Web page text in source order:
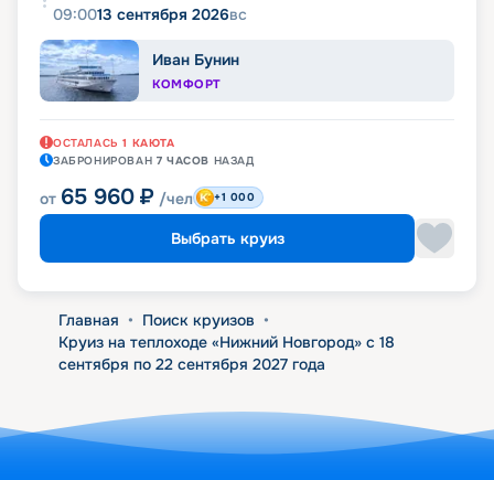
09:0013 сентября 2026вс
Иван Бунин
КОМФОРТ
ОСТАЛАСЬ 1 КАЮТА
ЗАБРОНИРОВАН 7 ЧАСОВ НАЗАД
от 65 960 ₽ /чел +1 000
Выбрать круиз
Главная • Поиск круизов •
Круиз на теплоходе «Нижний Новгород» с 18
сентября по 22 сентября 2027 года